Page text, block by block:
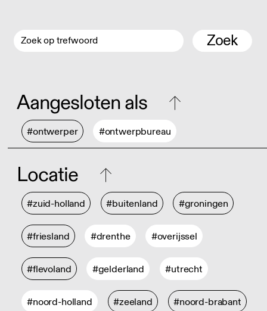
Zoek
Aangesloten als
#ontwerper #ontwerpbureau
Locatie
#zuid-holland #buitenland #groningen
#friesland #drenthe #overijssel
#flevoland #gelderland #utrecht
#noord-holland #zeeland #noord-brabant